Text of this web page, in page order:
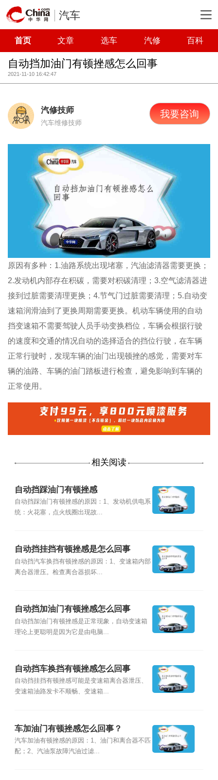
汽车
首页 文章 选车 汽修 百科
自动挡加油门有顿挫感怎么回事
2021-11-10 16:42:47
汽修技师
汽车维修技师
我要咨询
原因有多种：1.油路系统出现堵塞，汽油滤清器需要更换；
2.发动机内部存在积碳，需要对积碳清理；3.空气滤清器进
接到过脏需要清理更换；4.节气门过脏需要清理；5.自动变
速箱润滑油到了更换周期需要更换。机动车辆使用的自动
挡变速箱不需要驾驶人员手动变换档位，车辆会根据行驶
的速度和交通的情况自动的选择适合的挡位行驶，在车辆
正常行驶时，发现车辆的油门出现顿挫的感觉，需要对车
辆的油路、车辆的油门踏板进行检查，避免影响到车辆的
正常使用。
相关阅读
自动挡踩油门有顿挫感
自动挡踩油门有顿挫感的原因：1、发动机供电系
统：火花塞，点火线圈出现故...
自动挡挂挡有顿挫感是怎么回事
自动挡汽车换挡有顿挫感的原因：1、变速箱内部
离合器泄压。检查离合器损坏...
自动挡加油门有顿挫感怎么回事
自动挡加油门有顿挫感是正常现象，自动变速箱
理论上更聪明是因为它是由电脑...
自动挡车换挡有顿挫感怎么回事
自动挡挂挡有顿挫感可能是变速箱离合器泄压、
变速箱油路发卡不顺畅、变速箱...
车加油门有顿挫感怎么回事？
汽车加油有顿挫感的原因：1、油门和离合器不匹
配；2、汽油泵故障汽油过滤...